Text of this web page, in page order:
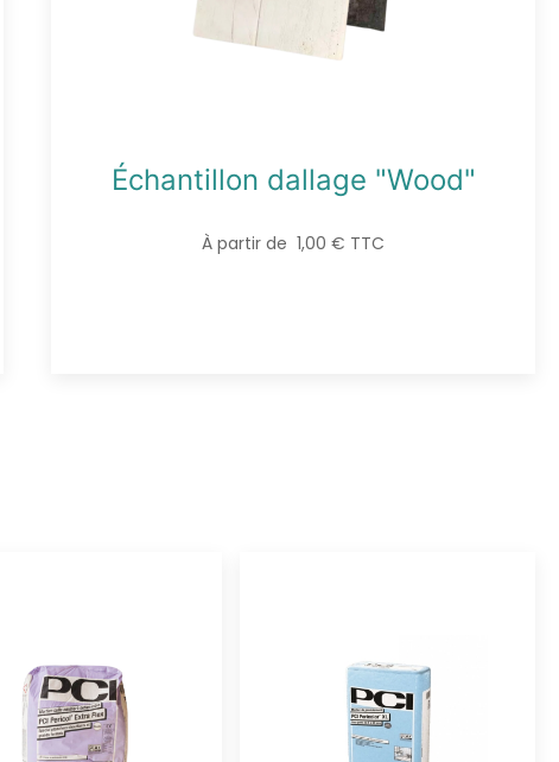
Échantillon dallage "Wood"
À partir de 1,00 € TTC